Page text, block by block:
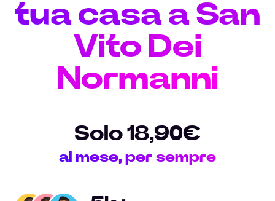
tua casa a San
Vito Dei
Normanni
Solo 18,90€
al mese, per sempre